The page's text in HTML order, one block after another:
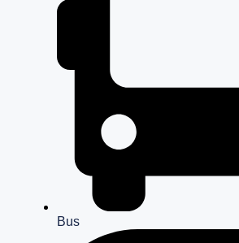
Bus